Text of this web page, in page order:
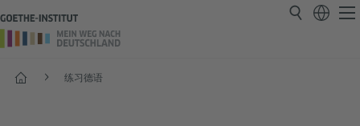
首页 练习德语